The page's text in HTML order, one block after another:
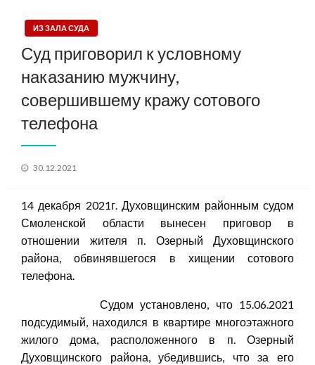
ИЗ ЗАЛА СУДА
Суд приговорил к условному
наказанию мужчину,
совершившему кражу сотового
телефона
Posted
30.12.2021
14 декабря 2021г. Духовщинским районным судом
Смоленской области вынесен приговор в
отношении жителя п. Озерный Духовщинского
района, обвинявшегося в хищении сотового
телефона.
Судом установлено, что 15.06.2021
подсудимый, находился в квартире многоэтажного
жилого дома, расположенного в п. Озерный
Духовщинского района, убедившись, что за его